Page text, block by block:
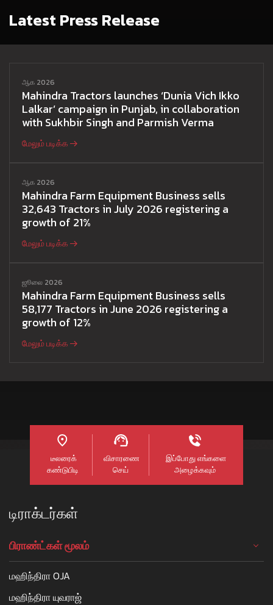
Latest Press Release
ஆக 2026
Mahindra Tractors launches ‘Dunia Vich Ikko
Lalkar’ campaign in Punjab, in collaboration
with Sukhbir Singh and Parmish Verma
மேலும் படிக்க
ஆக 2026
Mahindra Farm Equipment Business sells
32,643 Tractors in July 2026 registering a
growth of 21%
மேலும் படிக்க
ஜூலை 2026
Mahindra Farm Equipment Business sells
58,177 Tractors in June 2026 registering a
growth of 12%
மேலும் படிக்க
டீலரைக்
கண்டுபிடி
விசாரணை
செய்
இப்போது எங்களை
அழைக்கவும்
டிராக்டர்கள்
பிராண்ட்கள் மூலம்
மஹிந்திரா OJA
மஹிந்திரா யுவராஜ்